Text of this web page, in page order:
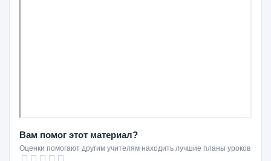
Вам помог этот материал?
Оценки помогают другим учителям находить лучшие планы уроков